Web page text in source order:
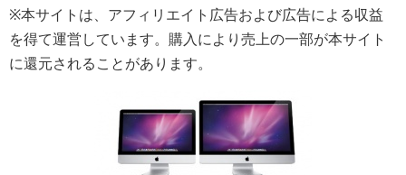
※本サイトは、アフィリエイト広告および広告による収益
を得て運営しています。購入により売上の一部が本サイト
に還元されることがあります。